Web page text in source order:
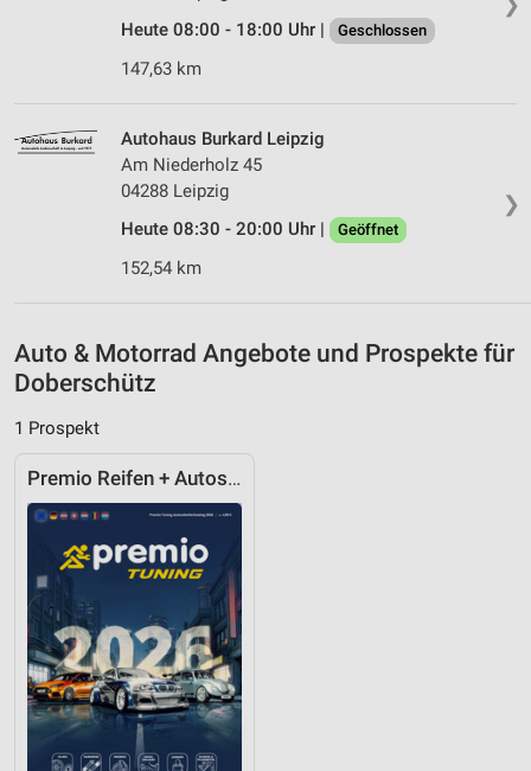
Heute 08:00 - 18:00 Uhr |
Geschlossen
147,63 km
❯
Autohaus Burkard Leipzig
Am Niederholz 45
04288 Leipzig
Heute 08:30 - 20:00 Uhr |
Geöffnet
152,54 km
Auto & Motorrad Angebote und Prospekte für
Doberschütz
1 Prospekt
Premio Reifen + Autoservice
Verwendung genauer Standortdaten
Geräte anhand von aktiv angeforderten
Nicht-IAB-Verarbeitungszwecke:
Performance